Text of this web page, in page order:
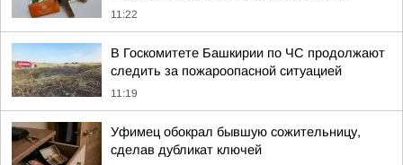
11:22
В Госкомитете Башкирии по ЧС продолжают
следить за пожароопасной ситуацией
11:19
Уфимец обокрал бывшую сожительницу,
сделав дубликат ключей